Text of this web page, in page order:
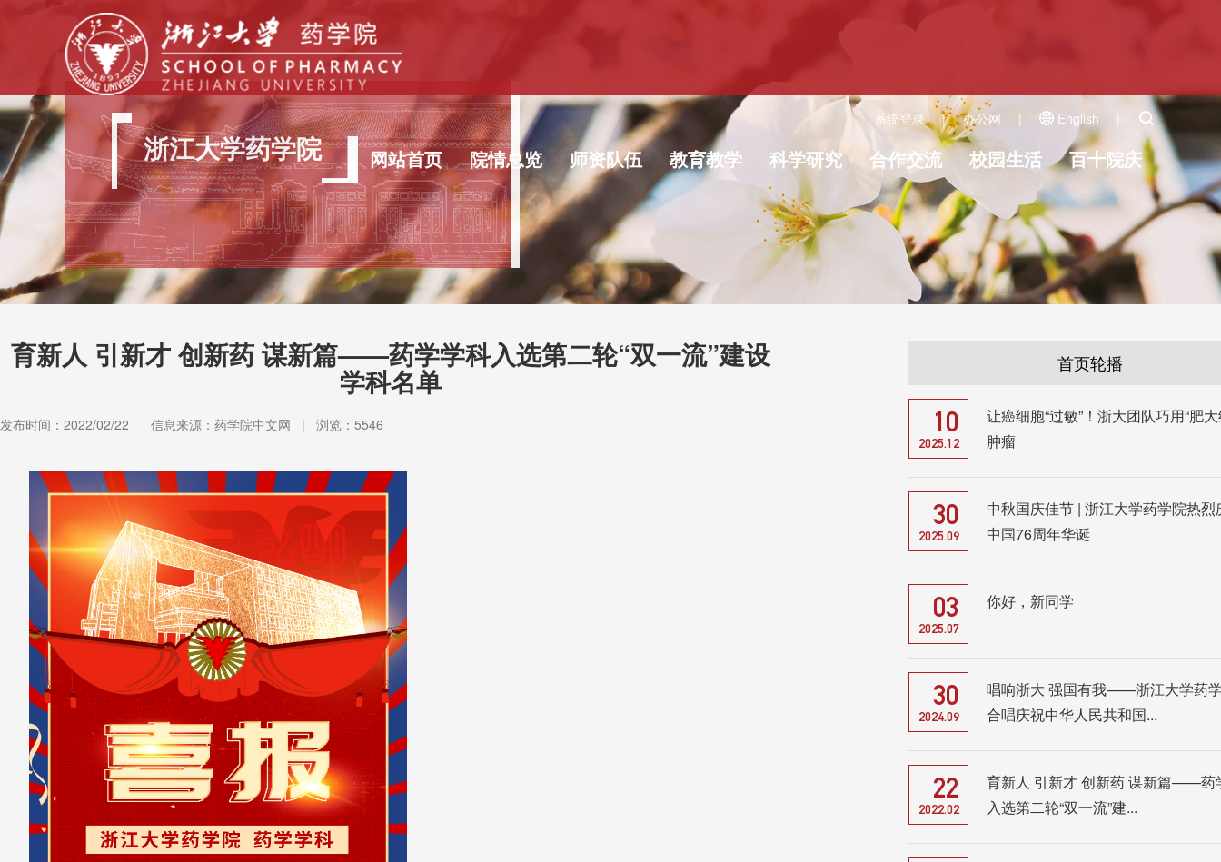
系统登录 | 办公网 | English |
网站首页 院情总览 师资队伍 教育教学 科学研究 合作交流 校园生活 百十院庆
浙江大学药学院
育新人 引新才 创新药 谋新篇——药学学科入选第二轮“双一流”建设
学科名单
发布时间：2022/02/22 信息来源：药学院中文网 | 浏览： 5546
首页轮播
10
2025.12
让癌细胞“过敏”！浙大团队巧用“肥
肿瘤
30
2025.09
中秋国庆佳节 | 浙江大学药学院热烈
中国76周年华诞
03
2025.07
你好，新同学
30
2024.09
唱响浙大 强国有我——浙江大学药
合唱庆祝中华人民共和国...
22
2022.02
育新人 引新才 创新药 谋新篇——药
入选第二轮“双一流”建...